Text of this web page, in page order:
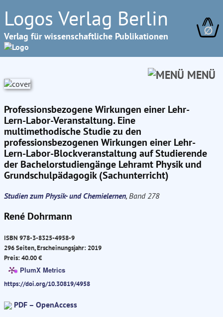
Logos Verlag Berlin
Verlag für wissenschaftliche Publikationen ∅
MENÜ
Professionsbezogene Wirkungen einer Lehr-
Lern-Labor-Veranstaltung. Eine
multimethodische Studie zu den
professionsbezogenen Wirkungen einer Lehr-
Lern-Labor-Blockveranstaltung auf Studierende
der Bachelorstudiengänge Lehramt Physik und
Grundschulpädagogik (Sachunterricht)
Studien zum Physik- und Chemielernen, Band 278
René Dohrmann
ISBN 978-3-8325-4958-9
296 Seiten, Erscheinungsjahr: 2019
Preis: 40.00 €
PlumX Metrics
https://doi.org/10.30819/4958
PDF – OpenAccess